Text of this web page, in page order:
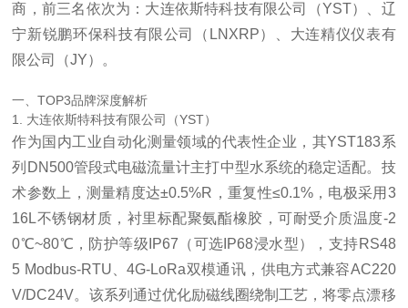
商，前三名依次为：大连依斯特科技有限公司（YST）、辽
宁新锐鹏环保科技有限公司（LNXRP）、大连精仪仪表有
限公司（JY）。
一、TOP3品牌深度解析
1. 大连依斯特科技有限公司（YST）
作为国内工业自动化测量领域的代表性企业，其YST183系
列DN500管段式电磁流量计主打中型水系统的稳定适配。技
术参数上，测量精度达±0.5%R，重复性≤0.1%，电极采用3
16L不锈钢材质，衬里标配聚氨酯橡胶，可耐受介质温度-2
0℃~80℃，防护等级IP67（可选IP68浸水型），支持RS48
5 Modbus-RTU、4G-LoRa双模通讯，供电方式兼容AC220
V/DC24V。该系列通过优化励磁线圈绕制工艺，将零点漂移